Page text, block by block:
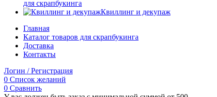
для скрапбукинга
Квиллинг и декупаж
Главная
Каталог товаров для скрапбукинга
Доставка
Контакты
Логин / Регистрация
0 Список желаний
0 Сравнить